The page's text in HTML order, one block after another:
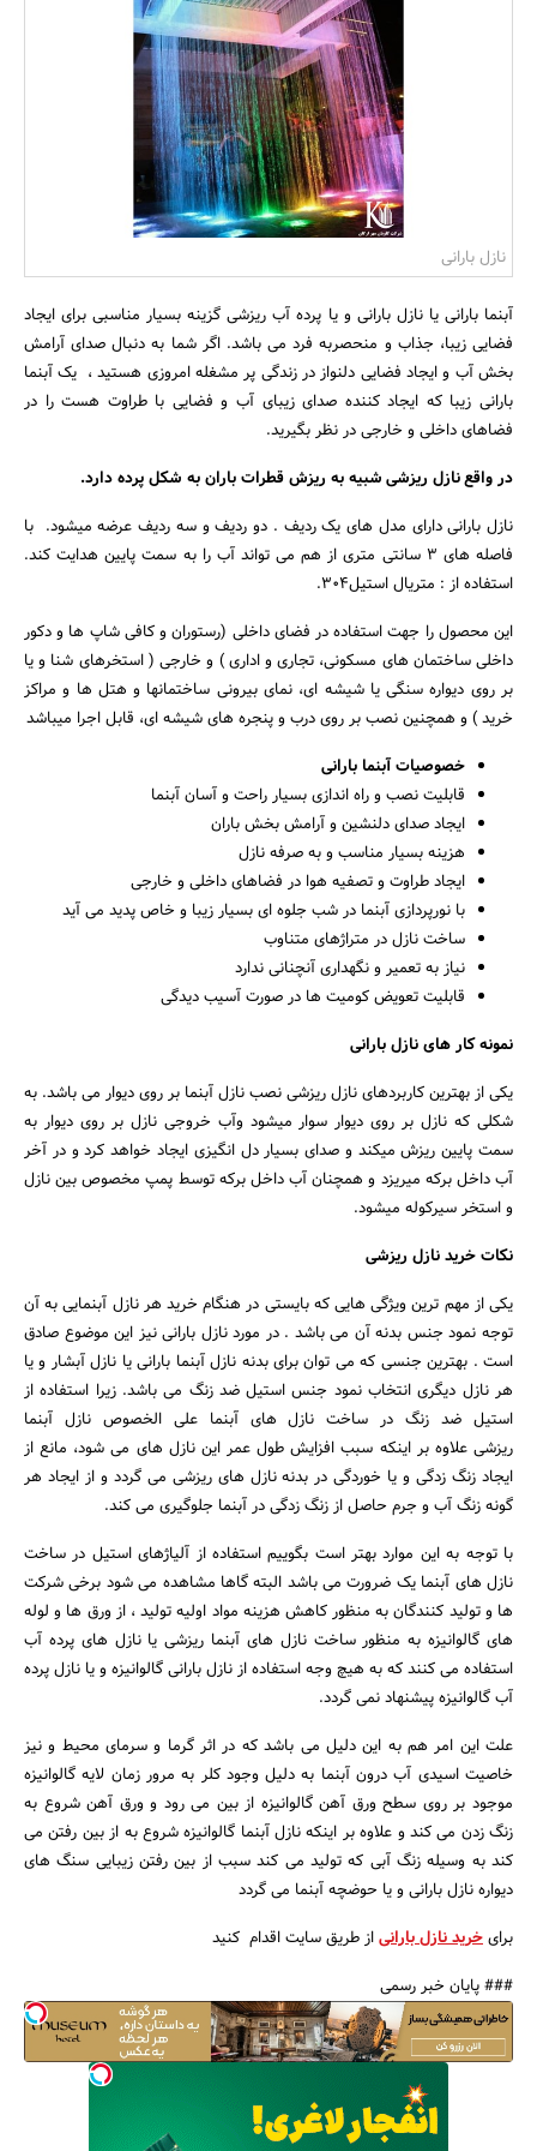
بانک، بیمه و سرمایه
مسکن و ساختمان
جستجو
نازل بارانی
آبنما بارانی یا نازل بارانی و یا پرده آب ریزشی گزینه بسیار مناسبی برای ایجاد
فضایی زیبا، جذاب و منحصربه فرد می باشد. اگر شما به دنبال صدای آرامش
بخش آب و ایجاد فضایی دلنواز در زندگی پر مشغله امروزی هستید ، یک آبنما
بارانی زیبا که ایجاد کننده صدای زیبای آب و فضایی با طراوت هست را در
فضاهای داخلی و خارجی در نظر بگیرید.
در واقع نازل ریزشی شبیه به ریزش قطرات باران به شکل پرده دارد.
نازل بارانی دارای مدل های یک ردیف . دو ردیف و سه ردیف عرضه میشود. با
فاصله های ۳ سانتی متری از هم می تواند آب را به سمت پایین هدایت کند.
استفاده از : متریال استیل۳۰۴.
این محصول را جهت استفاده در فضای داخلی (رستوران و کافی شاپ ها و دکور
داخلی ساختمان های مسکونی، تجاری و اداری ) و خارجی ( استخرهای شنا و یا
بر روی دیواره سنگی یا شیشه ای، نمای بیرونی ساختمانها و هتل ها و مراکز
خرید ) و همچنین نصب بر روی درب و پنجره های شیشه ای، قابل اجرا میباشد
خصوصیات آبنما بارانی
قابلیت نصب و راه اندازی بسیار راحت و آسان آبنما
ایجاد صدای دلنشین و آرامش بخش باران
هزینه بسیار مناسب و به صرفه نازل
ایجاد طراوت و تصفیه هوا در فضاهای داخلی و خارجی
با نورپردازی آبنما در شب جلوه ای بسیار زیبا و خاص پدید می آید
ساخت نازل در متراژهای متناوب
نیاز به تعمیر و نگهداری آنچنانی ندارد
قابلیت تعویض کومیت ها در صورت آسیب دیدگی
نمونه کار های نازل بارانی
یکی از بهترین کاربردهای نازل ریزشی نصب نازل آبنما بر روی دیوار می باشد. به
شکلی که نازل بر روی دیوار سوار میشود وآب خروجی نازل بر روی دیوار به
سمت پایین ریزش میکند و صدای بسیار دل انگیزی ایجاد خواهد کرد و در آخر
آب داخل برکه میریزد و همچنان آب داخل برکه توسط پمپ مخصوص بین نازل
و استخر سیرکوله میشود.
نکات خرید نازل ریزشی
یکی از مهم ترین ویژگی هایی که بایستی در هنگام خرید هر نازل آبنمایی به آن
توجه نمود جنس بدنه آن می باشد . در مورد نازل بارانی نیز این موضوع صادق
است . بهترین جنسی که می توان برای بدنه نازل آبنما بارانی یا نازل آبشار و یا
هر نازل دیگری انتخاب نمود جنس استیل ضد زنگ می باشد. زیرا استفاده از
استیل ضد زنگ در ساخت نازل های آبنما علی الخصوص نازل آبنما
ریزشی علاوه بر اینکه سبب افزایش طول عمر این نازل های می شود، مانع از
ایجاد زنگ زدگی و یا خوردگی در بدنه نازل های ریزشی می گردد و از ایجاد هر
گونه زنگ آب و جرم حاصل از زنگ زدگی در آبنما جلوگیری می کند.
با توجه به این موارد بهتر است بگوییم استفاده از آلیاژهای استیل در ساخت
نازل های آبنما یک ضرورت می باشد البته گاها مشاهده می شود برخی شرکت
ها و تولید کنندگان به منظور کاهش هزینه مواد اولیه تولید ، از ورق ها و لوله
های گالوانیزه به منظور ساخت نازل های آبنما ریزشی یا نازل های پرده آب
استفاده می کنند که به هیچ وجه استفاده از نازل بارانی گالوانیزه و یا نازل پرده
آب گالوانیزه پیشنهاد نمی گردد.
علت این امر هم به این دلیل می باشد که در اثر گرما و سرمای محیط و نیز
خاصیت اسیدی آب درون آبنما به دلیل وجود کلر به مرور زمان لایه گالوانیزه
موجود بر روی سطح ورق آهن گالوانیزه از بین می رود و ورق آهن شروع به
زنگ زدن می کند و علاوه بر اینکه نازل آبنما گالوانیزه شروع به از بین رفتن می
کند به وسیله زنگ آبی که تولید می کند سبب از بین رفتن زیبایی سنگ های
دیواره نازل بارانی و یا حوضچه آبنما می گردد
برایخرید نازل بارانیاز طریق سایت اقدام کنید
### پایان خبر رسمی